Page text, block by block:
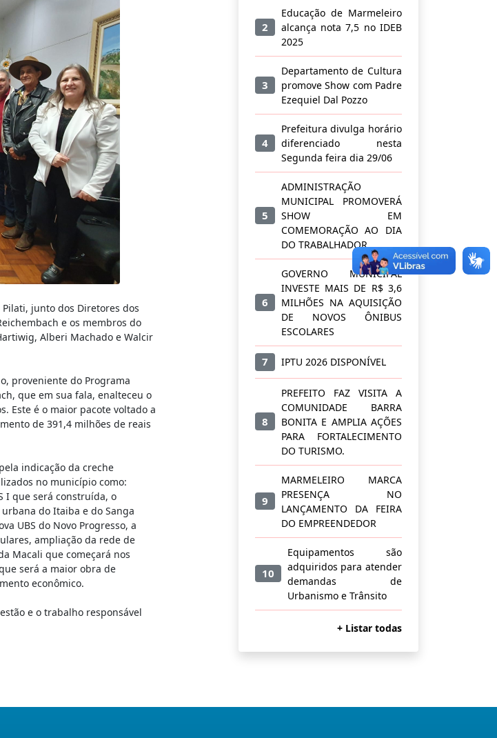
junto dos Diretores dos
e os membros do
Alberi Machado e Walcir
proveniente do Programa
que em sua fala, enalteceu o
Este é o maior pacote voltado a
de 391,4 milhões de reais
indicação da creche
no município como:
I que será construída, o
do Itaiba e do Sanga
UBS do Novo Progresso, a
ampliação da rede de
Macali que começará nos
será a maior obra de
econômico.
e o trabalho responsável
2
Educação de Marmeleiro
alcança nota 7,5 no IDEB
2025
3
Departamento de Cultura
promove Show com Padre
Ezequiel Dal Pozzo
4
Prefeitura divulga horário
diferenciado nesta
Segunda feira dia 29/06
5
ADMINISTRAÇÃO
MUNICIPAL PROMOVERÁ
SHOW EM
COMEMORAÇÃO AO DIA
DO TRABALHADOR
6
GOVERNO MUNICIPAL
INVESTE MAIS DE R$ 3,6
MILHÕES NA AQUISIÇÃO
DE NOVOS ÔNIBUS
ESCOLARES
7 IPTU 2026 DISPONÍVEL
8
PREFEITO FAZ VISITA A
COMUNIDADE BARRA
BONITA E AMPLIA AÇÕES
PARA FORTALECIMENTO
DO TURISMO.
9
MARMELEIRO MARCA
PRESENÇA NO
LANÇAMENTO DA FEIRA
DO EMPREENDEDOR
10
Equipamentos são
adquiridos para atender
demandas de
Urbanismo e Trânsito
+ Listar todas